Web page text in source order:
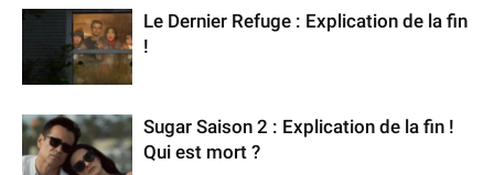
Le Dernier Refuge : Explication de la fin
!
Sugar Saison 2 : Explication de la fin !
Qui est mort ?